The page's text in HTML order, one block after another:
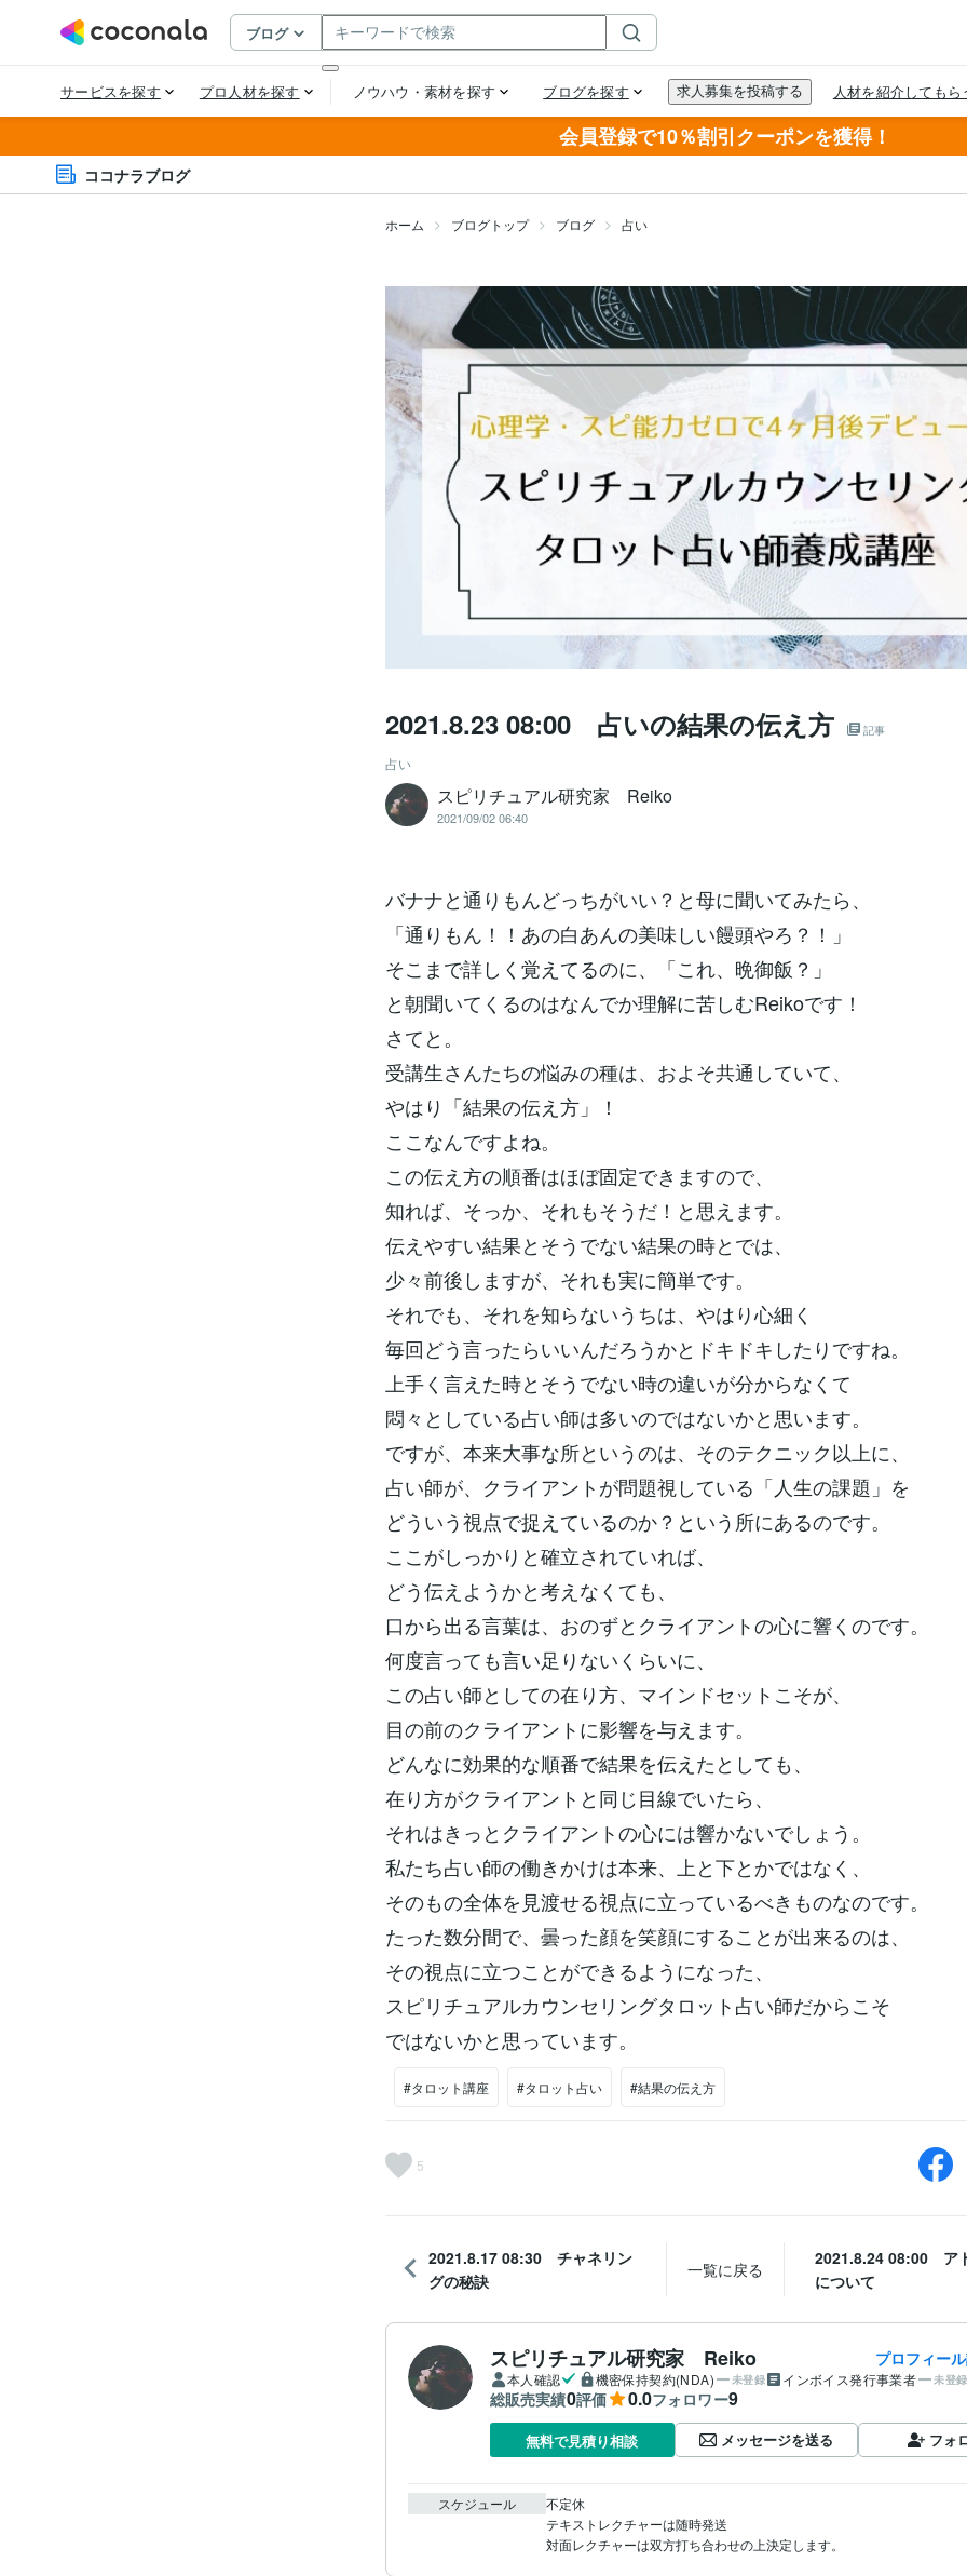
会員登録で10％割引クーポンを獲得！
ココナラブログ
ホーム ブログトップ ブログ 占い
2021.8.23 08:00 占いの結果の伝え方 記事
占い
スピリチュアル研究家 Reiko
2021/09/02 06:40
バナナと通りもんどっちがいい？と母に聞いてみたら、
「通りもん！！あの白あんの美味しい饅頭やろ？！」
そこまで詳しく覚えてるのに、「これ、晩御飯？」
と朝聞いてくるのはなんでか理解に苦しむReikoです！
さてと。
受講生さんたちの悩みの種は、およそ共通していて、
やはり「結果の伝え方」！
ここなんですよね。
この伝え方の順番はほぼ固定できますので、
知れば、そっか、それもそうだ！と思えます。
伝えやすい結果とそうでない結果の時とでは、
少々前後しますが、それも実に簡単です。
それでも、それを知らないうちは、やはり心細く
毎回どう言ったらいいんだろうかとドキドキしたりですね。
上手く言えた時とそうでない時の違いが分からなくて
悶々としている占い師は多いのではないかと思います。
ですが、本来大事な所というのは、そのテクニック以上に、
占い師が、クライアントが問題視している「人生の課題」を
どういう視点で捉えているのか？という所にあるのです。
ここがしっかりと確立されていれば、
どう伝えようかと考えなくても、
口から出る言葉は、おのずとクライアントの心に響くのです。
何度言っても言い足りないくらいに、
この占い師としての在り方、マインドセットこそが、
目の前のクライアントに影響を与えます。
どんなに効果的な順番で結果を伝えたとしても、
在り方がクライアントと同じ目線でいたら、
それはきっとクライアントの心には響かないでしょう。
私たち占い師の働きかけは本来、上と下とかではなく、
そのもの全体を見渡せる視点に立っているべきものなのです。
たった数分間で、曇った顔を笑顔にすることが出来るのは、
その視点に立つことができるようになった、
スピリチュアルカウンセリングタロット占い師だからこそ
ではないかと思っています。
#タロット講座 #タロット占い #結果の伝え方
5
2021.8.17 08:30 チャネリン
グの秘訣
一覧に戻る
2021.8.24 08:00 ア
について
スピリチュアル研究家 Reiko プロフィー
本人確認 機密保持契約(NDA) 未登録 インボイス発行事業者 未登録
総販売実績0評価 0.0フォロワー9
無料で見積り相談 メッセージを送る フォ
スケジュール
不定休
テキストレクチャーは随時発送
対面レクチャーは双方打ち合わせの上決定します。